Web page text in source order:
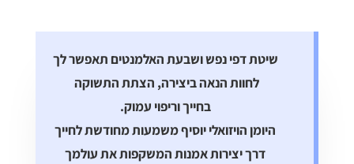
שיטת דפי נפש ושבעת האלמנטים תאפשר לך
לחוות הנאה ביצירה, הצתת התשוקה
בחייך וריפוי עמוק.
היומן הויזואלי יוסיף משמעות מחודשת לחייך
דרך יצירות אמנות המשקפות את עולמך